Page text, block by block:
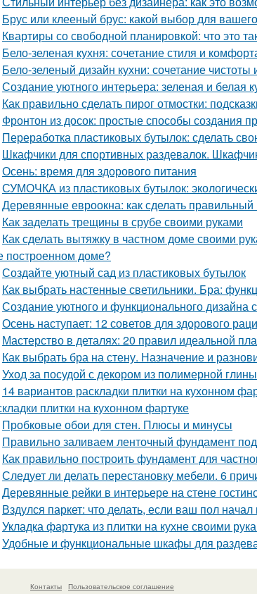
Брус или клееный брус: какой выбор для
Квартиры со свободной планировкой: что это
Бело-зеленая кухня: сочетание стиля и
Бело-зеленый дизайн кухни: сочетание чистоты
Создание уютного интерьера: зеленая и белая
Как правильно сделать пирог отмостки:
Фронтон из досок: простые способы создания
Переработка пластиковых бутылок: сделать
Шкафчики для спортивных раздевалок.
Осень: время для здорового питания
СУМОЧКА из пластиковых бутылок:
Деревянные евроокна: как сделать
Как заделать трещины в срубе своими руками
Как сделать вытяжку в частном доме своими
построенном доме?
Создайте уютный сад из пластиковых бутылок
Как выбрать настенные светильники. Бра:
Создание уютного и функционального дизайна
Осень наступает: 12 советов для здорового
Мастерство в деталях: 20 правил идеальной
Как выбрать бра на стену. Назначение и
Уход за посудой с декором из полимерной
14 вариантов раскладки плитки на кухонном
плитки на кухонном фартуке
Пробковые обои для стен. Плюсы и минусы
Правильно заливаем ленточный фундамент
Как правильно построить фундамент для
Следует ли делать перестановку мебели. 6
Деревянные рейки в интерьере на стене
Вздулся паркет: что делать, если ваш пол начал
Укладка фартука из плитки на кухне своими
Удобные и функциональные шкафы для
Контакты Пользовательское соглашение